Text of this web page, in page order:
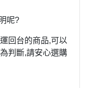
呢?
回台的商品,可以
判斷,請安心選購